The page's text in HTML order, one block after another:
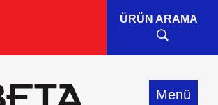
ÜRÜN ARAMA
Menü